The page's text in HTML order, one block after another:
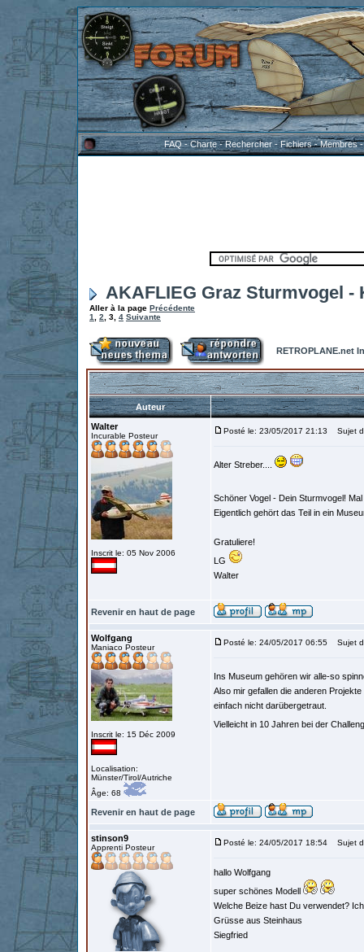
FAQ-Charte-Rechercher-Fichiers-Membres
AKAFLIEG Graz Sturmvogel -
Aller à la page Précédente
1
2 3 4 Suivante
RETROPLANE.net
Auteur
Walter
Incurable Posteur
Inscrit le: 05 Nov 2006
Posté le: 23/05/2017 21:13 Sujet
Alter Streber....
Schöner Vogel - Dein Sturmvogel!
Eigentlich gehört das Teil in ein
Gratuliere!
LG
Walter
Revenir en haut de page
Wolfgang
Maniaco Posteur
Inscrit le: 15 Déc 2009
Localisation:
Münster/Tirol/Autriche
Âge: 68
Posté le: 24/05/2017 06:55 Sujet
Ins Museum gehören wir alle-so
Also mir gefallen die anderen
einfach nicht darübergetraut.
Vielleicht in 10 Jahren bei der
Revenir en haut de page
stinson9
Apprenti Posteur
Posté le: 24/05/2017 18:54 Sujet
hallo Wolfgang
super schönes Modell
Welche Beize hast Du verwendet?
Grüsse aus Steinhaus
Siegfried